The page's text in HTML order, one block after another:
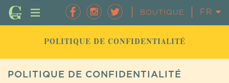
BOUTIQUE FR
EN
POLITIQUE DE CONFIDENTIALITÉ
POLITIQUE DE CONFIDENTIALITÉ